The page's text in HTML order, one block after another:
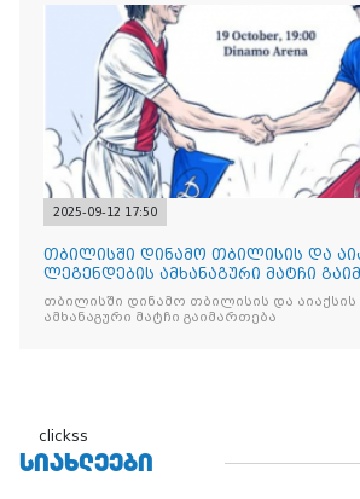
2025-09-12 17:50
თბილისში დინამო თბილისის და
ლეგენდების ამხანაგური მატჩი
თბილისში დინამო თბილისის და აიაქსის
ამხანაგური მატჩი გაიმართება
clickss
ᲡᲘᲐᲮᲚᲔᲔᲑᲘ